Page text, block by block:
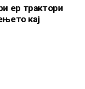
ер трактори
кај